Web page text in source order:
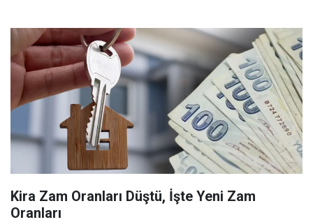
Kira Zam Oranları Düştü, İşte Yeni Zam
Oranları